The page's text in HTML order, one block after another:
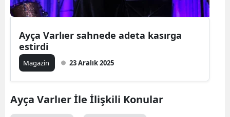
Ayça Varlıer sahnede adeta kasırga
estirdi
Magazin 23 Aralık 2025
Ayça Varlıer İle İlişkili Konular